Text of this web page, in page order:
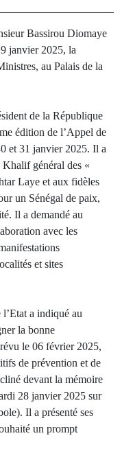
Bassirou Diomaye
janvier 2025, la
au Palais de la
de la République
édition de l’Appel de
et 31 janvier 2025. Il a
Khalif général des «
Laye et aux fidèles
un Sénégal de paix,
Il a demandé au
avec les
et sites
a indiqué au
la bonne
le 06 février 2025,
de prévention et de
devant la mémoire
28 janvier 2025 sur
Il a présenté ses
un prompt